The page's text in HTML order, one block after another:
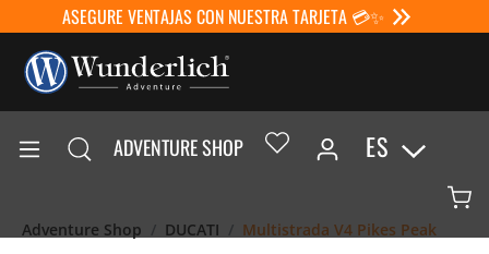
ASEGURE VENTAJAS CON NUESTRA TARJETA 💳✨
ADVENTURE SHOP ES
Adventure Shop DUCATI Multistrada V4 Pikes Peak